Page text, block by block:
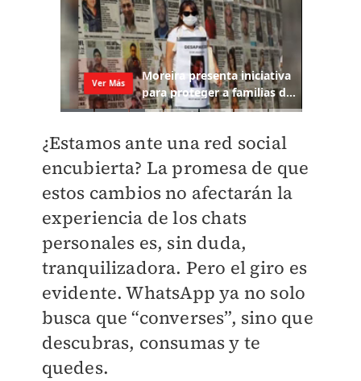
¿Estamos ante una red social
encubierta? La promesa de que
estos cambios no afectarán la
experiencia de los chats
personales es, sin duda,
tranquilizadora. Pero el giro es
evidente. WhatsApp ya no solo
busca que “converses”, sino que
descubras, consumas y te
quedes.